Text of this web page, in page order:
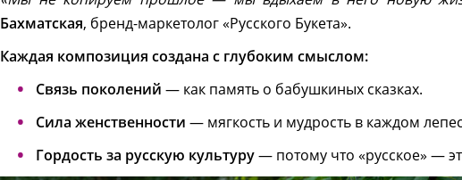
Бахматская, бренд-маркетолог «Русского Букета».
Каждая композиция создана с глубоким смыслом:
Связь поколений — как память о бабушкиных сказках.
Сила женственности — мягкость и мудрость в каждом
Гордость за русскую культуру— потому что «русское» —